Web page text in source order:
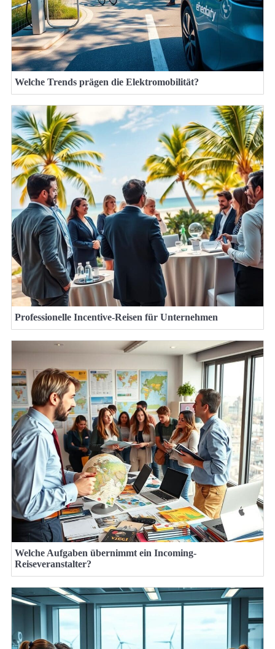
Welche Trends prägen die Elektromobilität?
Professionelle Incentive-Reisen für Unternehmen
Welche Aufgaben übernimmt ein Incoming-
Reiseveranstalter?